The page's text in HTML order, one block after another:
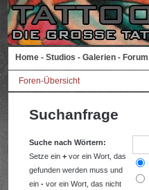
Home - Studios - Galerien - Forum
Foren-Übersicht
Suchanfrage
Suche nach Wörtern:
Setze ein+ vor ein Wort, das
gefunden werden muss und
ein- vor ein Wort, das nicht